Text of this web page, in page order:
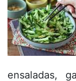
ensaladas,